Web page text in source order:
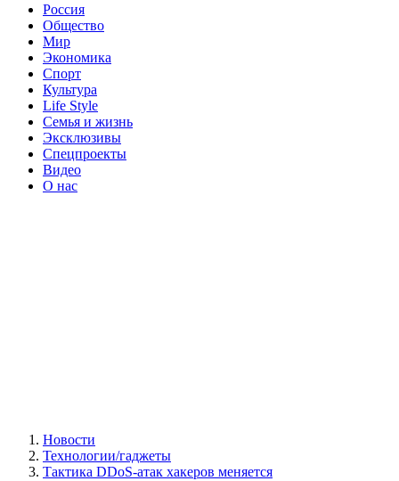
Россия
Общество
Мир
Экономика
Спорт
Культура
Life Style
Семья и жизнь
Эксклюзивы
Спецпроекты
Видео
О нас
Новости
Технологии/гаджеты
Тактика DDoS-атак хакеров меняется